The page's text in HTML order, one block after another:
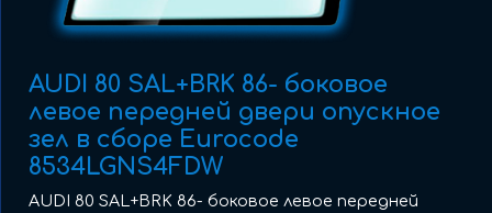
AUDI 80 SAL+BRK 86- боковое
левое передней двери опускное
зел в сборе Eurocode
8534LGNS4FDW
AUDI 80 SAL+BRK 86- боковое левое передней